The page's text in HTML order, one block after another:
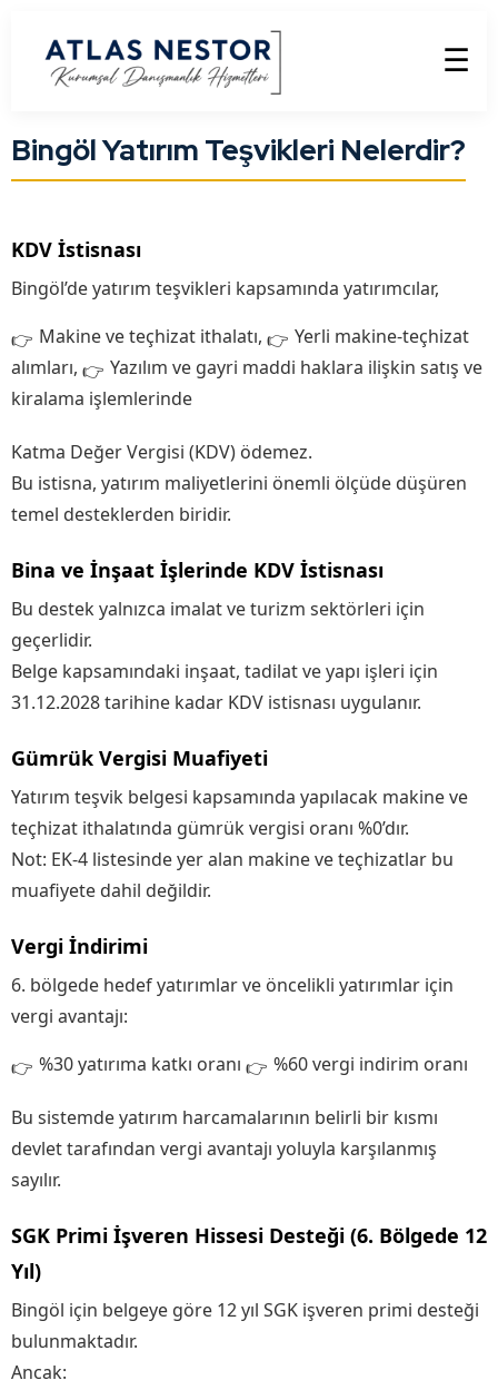
☰
Bingöl Yatırım Teşvikleri Nelerdir?
KDV İstisnası
Bingöl’de yatırım teşvikleri kapsamında yatırımcılar,
Makine ve teçhizat ithalatı,
Yerli makine-teçhizat
alımları,
Yazılım ve gayri maddi haklara ilişkin satış ve
kiralama işlemlerinde
Katma Değer Vergisi (KDV) ödemez.
Bu istisna, yatırım maliyetlerini önemli ölçüde düşüren
temel desteklerden biridir.
Bina ve İnşaat İşlerinde KDV İstisnası
Bu destek yalnızca imalat ve turizm sektörleri için
geçerlidir.
Belge kapsamındaki inşaat, tadilat ve yapı işleri için
31.12.2028 tarihine kadar KDV istisnası uygulanır.
Gümrük Vergisi Muafiyeti
Yatırım teşvik belgesi kapsamında yapılacak makine ve
teçhizat ithalatında gümrük vergisi oranı %0’dır.
Not: EK-4 listesinde yer alan makine ve teçhizatlar bu
muafiyete dahil değildir.
Vergi İndirimi
6. bölgede hedef yatırımlar ve öncelikli yatırımlar için
vergi avantajı:
%30 yatırıma katkı oranı
%60 vergi indirim oranı
Bu sistemde yatırım harcamalarının belirli bir kısmı
devlet tarafından vergi avantajı yoluyla karşılanmış
sayılır.
SGK Primi İşveren Hissesi Desteği (6. Bölgede 12
Yıl)
Bingöl için belgeye göre 12 yıl SGK işveren primi desteği
bulunmaktadır.
Ancak: